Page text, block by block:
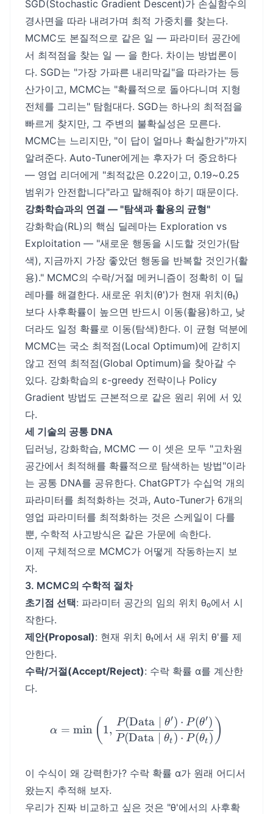
SGD(Stochastic Gradient Descent)가 손실함수의
경사면을 따라 내려가며 최적 가중치를 찾는다.
MCMC도 본질적으로 같은 일 — 파라미터 공간에
서 최적점을 찾는 일 — 을 한다. 차이는 방법론이
다. SGD는 "가장 가파른 내리막길"을 따라가는 등
산가이고, MCMC는 "확률적으로 돌아다니며 지형
전체를 그리는" 탐험대다. SGD는 하나의 최적점을
빠르게 찾지만, 그 주변의 불확실성은 모른다.
MCMC는 느리지만, "이 답이 얼마나 확실한가"까지
알려준다. Auto-Tuner에게는 후자가 더 중요하다
— 영업 리더에게 "최적값은 0.22이고, 0.19~0.25
범위가 안전합니다"라고 말해줘야 하기 때문이다.
강화학습과의 연결 — "탐색과 활용의 균형"
강화학습(RL)의 핵심 딜레마는 Exploration vs
Exploitation — "새로운 행동을 시도할 것인가(탐
색), 지금까지 가장 좋았던 행동을 반복할 것인가(활
용)." MCMC의 수락/거절 메커니즘이 정확히 이 딜
레마를 해결한다. 새로운 위치(θ')가 현재 위치(θₜ)
보다 사후확률이 높으면 반드시 이동(활용)하고, 낮
더라도 일정 확률로 이동(탐색)한다. 이 균형 덕분에
MCMC는 국소 최적점(Local Optimum)에 갇히지
않고 전역 최적점(Global Optimum)을 찾아갈 수
있다. 강화학습의 ε-greedy 전략이나 Policy
Gradient 방법도 근본적으로 같은 원리 위에 서 있
다.
세 기술의 공통 DNA
딥러닝, 강화학습, MCMC — 이 셋은 모두 "고차원
공간에서 최적해를 확률적으로 탐색하는 방법"이라
는 공통 DNA를 공유한다. ChatGPT가 수십억 개의
파라미터를 최적화하는 것과, Auto-Tuner가 6개의
영업 파라미터를 최적화하는 것은 스케일이 다를
뿐, 수학적 사고방식은 같은 가문에 속한다.
이제 구체적으로 MCMC가 어떻게 작동하는지 보
자.
3. MCMC의 수학적 절차
초기점 선택: 파라미터 공간의 임의 위치 θ₀에서 시
작한다.
제안(Proposal): 현재 위치 θₜ에서 새 위치 θ'를 제
안한다.
수락/거절(Accept/Reject): 수락 확률 α를 계산한
다.
\alpha = \min\left(1,
α = min ( 1,
P(Data θt ) ⋅ P(θt )
P(Data θ′) ⋅ P(θ′) )
이 수식이 왜 강력한가? 수락 확률 α가 원래 어디서
왔는지 추적해 보자.
우리가 진짜 비교하고 싶은 것은 "θ'에서의 사후확